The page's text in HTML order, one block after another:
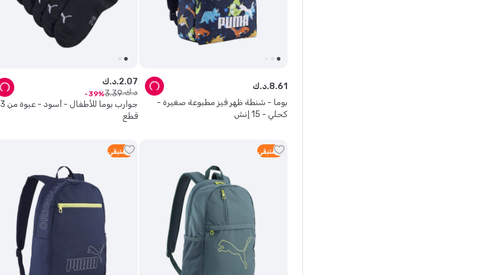
بوما - شنطة ظهر فيز مطبوعة صغيرة -
كحلي - 15 إنش
د.ك.8.61
جوارب بوما للأطفال - أسود - عبوة من 3
قطع
د.ك.2.07
د.ك.
3.39
39
4 متبقي 4 متبقي